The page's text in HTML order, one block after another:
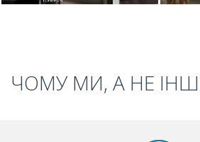
ЧОМУ МИ, А НЕ